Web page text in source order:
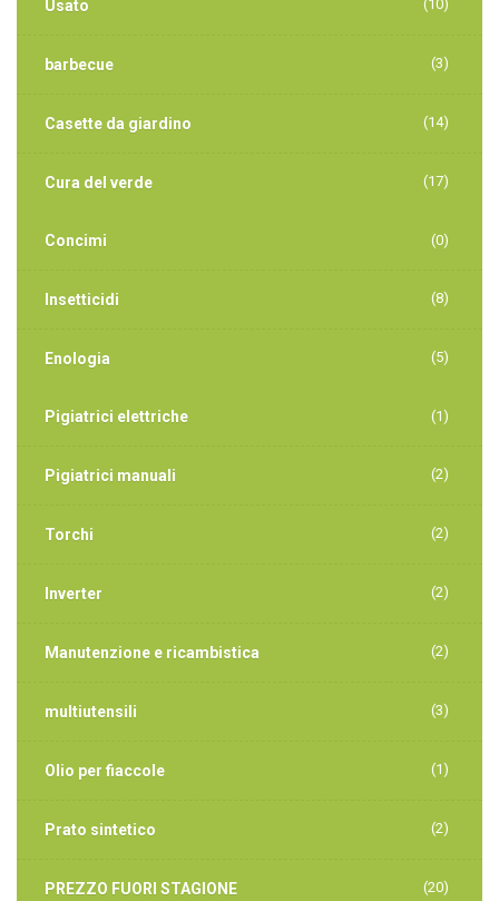
Usato (10)
barbecue (3)
Casette da giardino (14)
Cura del verde (17)
Concimi (0)
Insetticidi (8)
Enologia (5)
Pigiatrici elettriche (1)
Pigiatrici manuali (2)
Torchi (2)
Inverter (2)
Manutenzione e ricambistica (2)
multiutensili (3)
Olio per fiaccole (1)
Prato sintetico (2)
PREZZO FUORI STAGIONE (20)